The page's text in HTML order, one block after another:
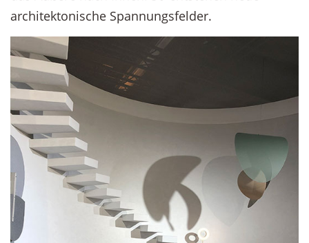
architektonische Spannungsfelder.